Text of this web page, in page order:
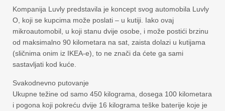
Kompanija Luvly predstavila je koncept svog automobila Luvly
O, koji se kupcima može poslati – u kutiji. Iako ovaj
mikroautomobil, u koji stanu dvije osobe, i može postići brzinu
od maksimalno 90 kilometara na sat, zaista dolazi u kutijama
(sličnima onim iz IKEA-e), to ne znači da ćete ga sami
sastavljati kod kuće.
Svakodnevno putovanje
Ukupne težine od samo 450 kilograma, dosega 100 kilometara
i pogona koji pokreću dvije 16 kilograma teške baterije koje je